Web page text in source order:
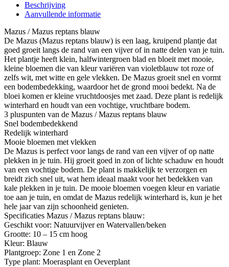
Beschrijving
Aanvullende informatie
Mazus / Mazus reptans blauw
De Mazus (Mazus reptans blauw) is een laag, kruipend plantje dat
goed groeit langs de rand van een vijver of in natte delen van je tuin.
Het plantje heeft klein, halfwintergroen blad en bloeit met mooie,
kleine bloemen die van kleur variëren van violetblauw tot roze of
zelfs wit, met witte en gele vlekken. De Mazus groeit snel en vormt
een bodembedekking, waardoor het de grond mooi bedekt. Na de
bloei komen er kleine vruchtdoosjes met zaad. Deze plant is redelijk
winterhard en houdt van een vochtige, vruchtbare bodem.
3 pluspunten van de Mazus / Mazus reptans blauw
Snel bodembedekkend
Redelijk winterhard
Mooie bloemen met vlekken
De Mazus is perfect voor langs de rand van een vijver of op natte
plekken in je tuin. Hij groeit goed in zon of lichte schaduw en houdt
van een vochtige bodem. De plant is makkelijk te verzorgen en
breidt zich snel uit, wat hem ideaal maakt voor het bedekken van
kale plekken in je tuin. De mooie bloemen voegen kleur en variatie
toe aan je tuin, en omdat de Mazus redelijk winterhard is, kun je het
hele jaar van zijn schoonheid genieten.
Specificaties Mazus / Mazus reptans blauw:
Geschikt voor: Natuurvijver en Watervallen/beken
Grootte: 10 – 15 cm hoog
Kleur: Blauw
Plantgroep: Zone 1 en Zone 2
Type plant: Moerasplant en Oeverplant